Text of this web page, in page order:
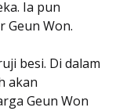
Ia pun
Geun Won.
besi. Di dalam
akan
Geun Won